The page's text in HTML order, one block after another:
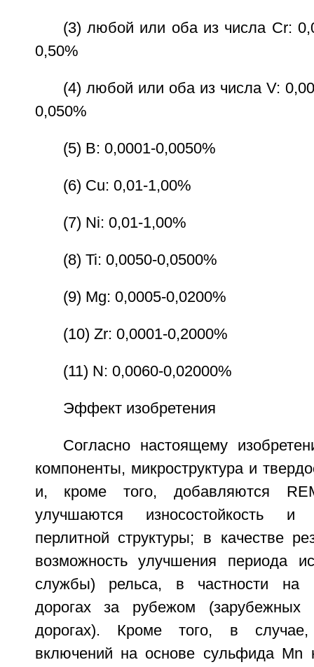
(3) любой или оба из числа Cr:
0,50%
(4) любой или оба из числа V:
0,050%
(5) B: 0,0001-0,0050%
(6) Cu: 0,01-1,00%
(7) Ni: 0,01-1,00%
(8) Ti: 0,0050-0,0500%
(9) Mg: 0,0005-0,0200%
(10) Zr: 0,0001-0,2000%
(11) N: 0,0060-0,02000%
Эффект изобретения
Согласно настоящему
компоненты, микроструктура и
и, кроме того, добавляются
улучшаются износостойкость и
перлитной структуры; в качестве
возможность улучшения периода
службы) рельса, в частности на
дорогах за рубежом (зарубежных
дорогах). Кроме того, в случае,
включений на основе сульфида Mn